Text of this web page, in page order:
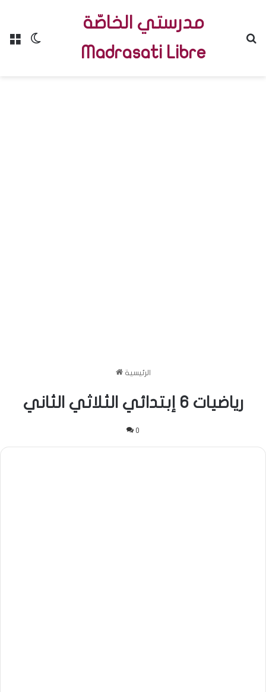
Menu
مدرستي الخاصّة
Madrasati Libre
الرئيسية
رياضيات 6 إبتدائي الثلاثي الثاني
0